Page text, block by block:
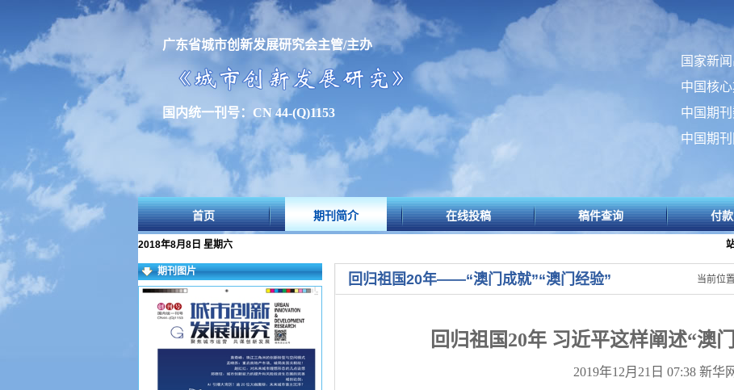
广东省城市创新发展研究会主管/主办
国内统一刊号：CN 44-(Q)1153
国家新
中国核
中国期
中国期
首页 期刊简介 在线投稿 稿件查询 付
2018年8月8日 星期六
期刊图片 回归祖国20年——“澳门成就”“澳门经验” 当前位
回归祖国20年 习近平这样阐述“澳
2019年12月 21 日 07:38新华